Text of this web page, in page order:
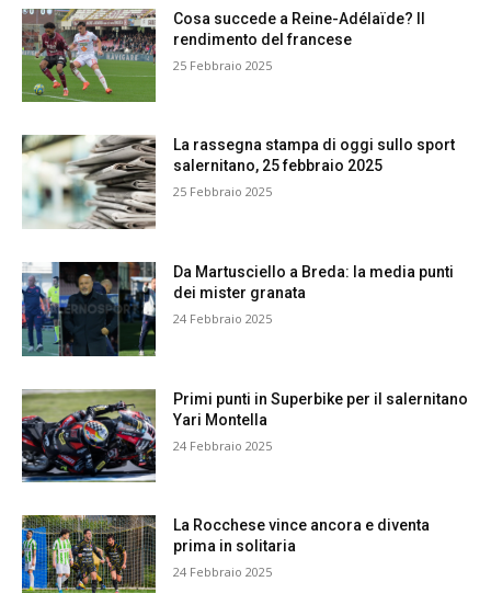
Cosa succede a Reine-Adélaïde? Il
rendimento del francese
25 Febbraio 2025
La rassegna stampa di oggi sullo sport
salernitano, 25 febbraio 2025
25 Febbraio 2025
Da Martusciello a Breda: la media punti
dei mister granata
24 Febbraio 2025
Primi punti in Superbike per il salernitano
Yari Montella
24 Febbraio 2025
La Rocchese vince ancora e diventa
prima in solitaria
24 Febbraio 2025